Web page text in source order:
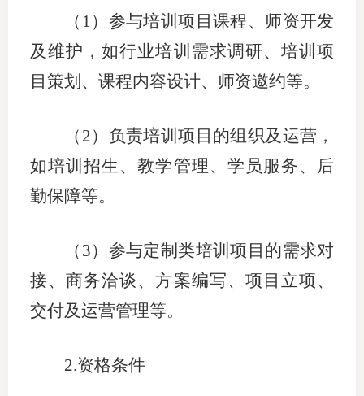
（ 1）参与培训项目课程、师资开发
及维护，如行业培训需求调研、培训项
目策划、课程内容设计、师资邀约等。
（ 2）负责培训项目的组织及运营，
如培训招生、教学管理、学员服务、后
勤保障等。
（ 3）参与定制类培训项目的需求对
接、商务洽谈、方案编写、项目立项、
交付及运营管理等。
2.资格条件